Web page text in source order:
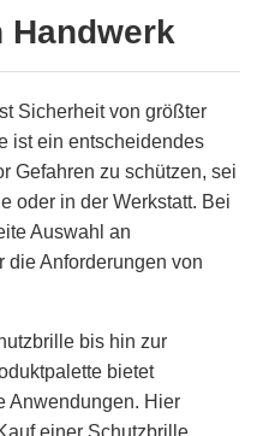
Handwerk
Sicherheit von größter
ist ein entscheidendes
Gefahren zu schützen, sei
oder in der Werkstatt. Bei
Auswahl an
die Anforderungen von
bis hin zur
bietet
Anwendungen. Hier
einer Schutzbrille